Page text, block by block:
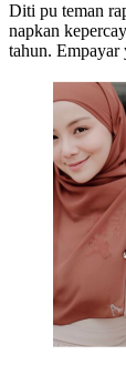
Diti pu teman
napkan
tahun. Empayar